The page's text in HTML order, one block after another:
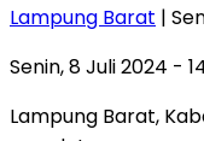
Lampung Barat |
Senin, 8 Juli 2024 -
Lampung Barat,